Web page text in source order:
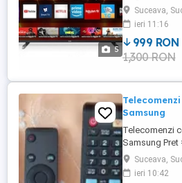
5
Ultra HD, in
ocazional,
model foarte
Ambilight pe 3
lumina pe
Suceava,
ieri 11:16
999 RON
1,300 RON
Samsung
Telecomenzi
Samsung Pret
Suceava,
ieri 10:42